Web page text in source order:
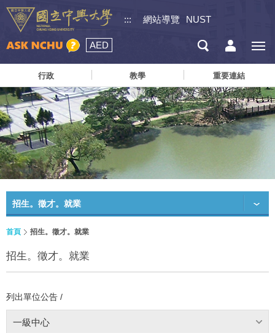
::: 網站導覽 NUST
AED
行政 教學 重要連結
招生。徵才。就業
首頁 招生。徵才。就業
招生。徵才。就業
列出單位公告 /
一級中心